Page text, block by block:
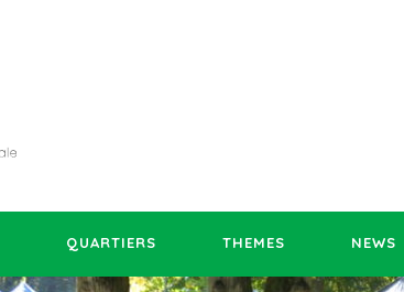
QUARTIERS THEMES NEWS